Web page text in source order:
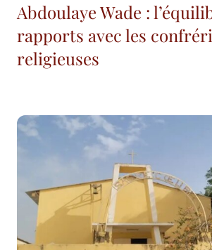
Abdoulaye Wade :
rapports avec les
religieuses